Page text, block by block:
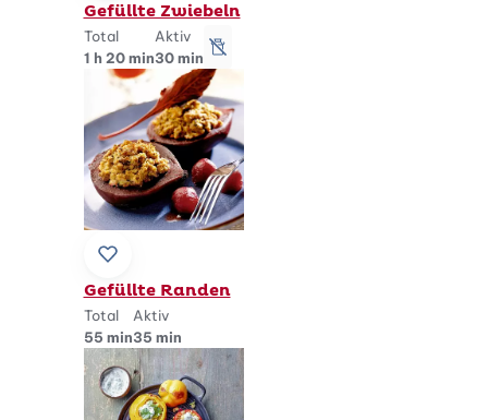
Gefüllte Zwiebeln
Total
1 h 20 min
Aktiv
30 min
lactosefrei
Zu Lieblingsrezepten hinzufügen
Gefüllte Randen
Total
55 min
Aktiv
35 min